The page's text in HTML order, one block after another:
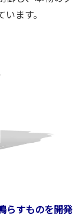
ます。
らすものを開発